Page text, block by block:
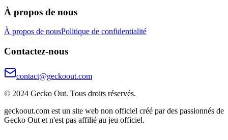
À propos de nous
À propos de nousPolitique de confidentialité
Contactez-nous
contact@geckoout.com
© 2024 Gecko Out. Tous droits réservés.
geckoout.com est un site web non officiel créé par des passionnés de
Gecko Out et n'est pas affilié au jeu officiel.